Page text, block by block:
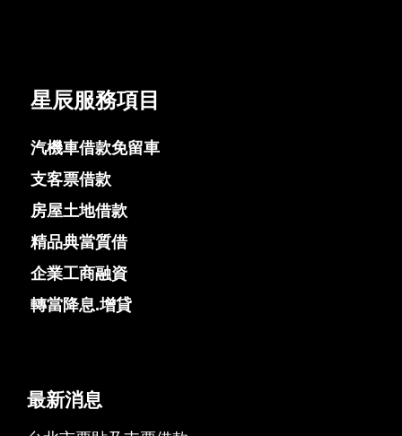
星辰服務項目
汽機車借款免留車
支客票借款
房屋土地借款
精品典當質借
企業工商融資
轉當降息.增貸
最新消息